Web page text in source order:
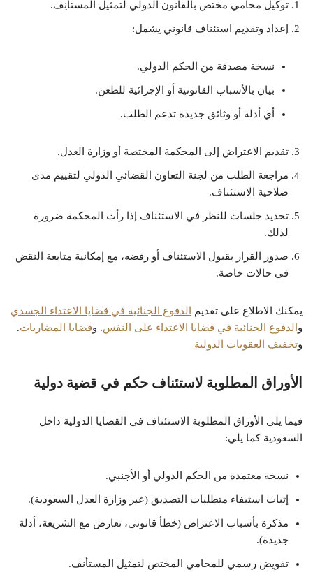
توكيل محامي مختص بالقانون الدولي لتمثيل المستأنِف.
إعداد وتقديم استئناف قانوني يشمل:
نسخة مصدقة من الحكم الدولي.
بيان بالأسباب القانونية أو الإجرائية للطعن.
أي أدلة أو وثائق جديدة تدعم الطلب.
تقديم الاعتراض إلى المحكمة المختصة أو وزارة العدل.
مراجعة الطلب من لجنة التعاون القضائي الدولي لتقييم مدى
صلاحية الاستئناف.
تحديد جلسات للنظر في الاستئناف إذا رأت المحكمة ضرورة
لذلك.
صدور القرار بقبول الاستئناف أو رفضه، مع إمكانية متابعة النقض
في حالات خاصة.
يمكنك الاطلاع على تقديم
الدفوع الجنائية في قضايا الاعتداء الجسدي
و الدفوع الجنائية في قضايا الاعتداء على النفس. وقضايا المضاربات.
وتخفيف العقوبات الدولية
الأوراق المطلوبة لاستئناف حكم في قضية دولية
فيما يلي الأوراق المطلوبة الاستئناف في القضايا الدولية داخل
السعودية كما يلي:
نسخة معتمدة من الحكم الدولي أو الأجنبي.
إثبات استيفاء متطلبات التصديق (عبر وزارة العدل السعودية).
مذكرة بأسباب الاعتراض (خطأ قانوني، تعارض مع الشريعة، أدلة
جديدة).
تفويض رسمي للمحامي المختص لتمثيل المستأنف.